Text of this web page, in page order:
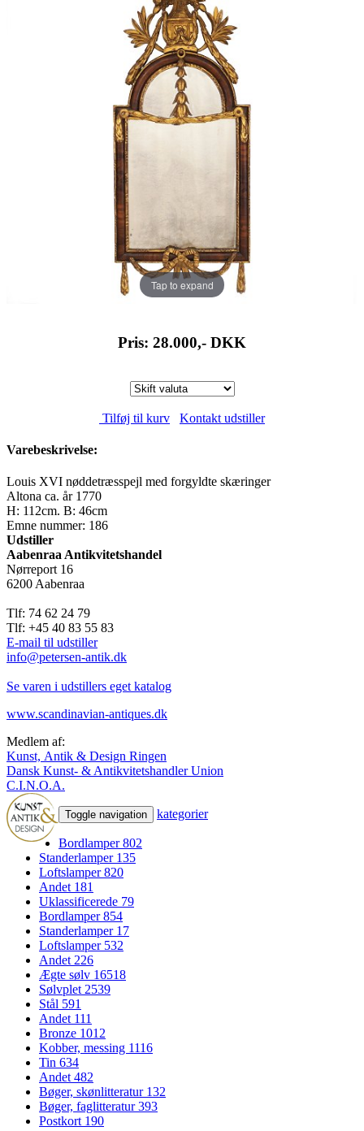
Tap to expand
Pris: 28.000,- DKK
Tilføj til kurv Kontakt udstiller
Varebeskrivelse:
Louis XVI nøddetræsspejl med forgyldte skæringer
Altona ca. år 1770
H: 112cm. B: 46cm
Emne nummer: 186
Udstiller
Aabenraa Antikvitetshandel
Nørreport 16
6200 Aabenraa
Tlf: 74 62 24 79
Tlf: +45 40 83 55 83
E-mail til udstiller
info@petersen-antik.dk
Se varen i udstillers eget katalog
www.scandinavian-antiques.dk
Medlem af:
Kunst, Antik & Design Ringen
Dansk Kunst- & Antikvitetshandler Union
C.I.N.O.A.
Toggle navigation kategorier
Bordlamper802
Standerlamper 135
Loftslamper820
Andet 181
Uklassificerede 79
Bordlamper854
Standerlamper 17
Loftslamper 532
Andet226
Ægte sølv 16518
Sølvplet2539
Stål 591
Andet 111
Bronze 1012
Kobber, messing 1116
Tin 634
Andet482
Bøger, skønlitteratur 132
Bøger, faglitteratur393
Postkort 190